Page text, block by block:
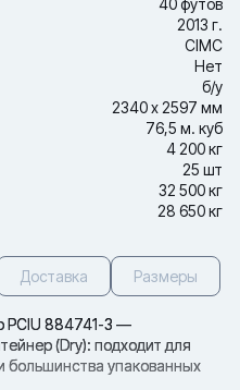
40 футов
2013 г.
CIMC
Нет
б/у
2340 х 2597 мм
76,5 м. куб
4 200 кг
25 шт
32 500 кг
28 650 кг
Доставка Размеры
PCIU 884741-3 —
(Dry): подходит для
большинства упакованных